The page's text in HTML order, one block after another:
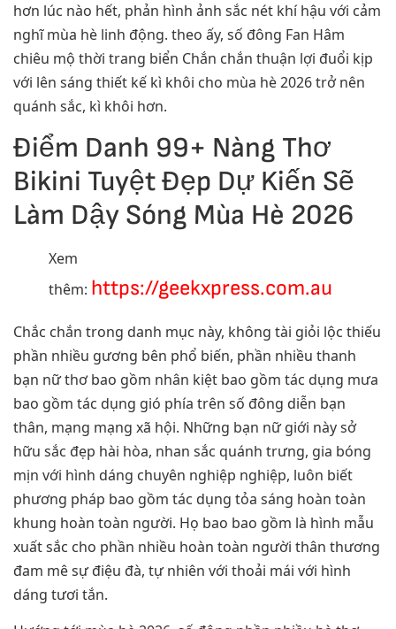
hơn lúc nào hết, phản hình ảnh sắc nét khí hậu với cảm
nghĩ mùa hè linh động. theo ấy, số đông Fan Hâm
chiêu mộ thời trang biển Chắn chắn thuận lợi đuổi kịp
với lên sáng thiết kế kì khôi cho mùa hè 2026 trở nên
quánh sắc, kì khôi hơn.
Điểm Danh 99+ Nàng Thơ
Bikini Tuyệt Đẹp Dự Kiến Sẽ
Làm Dậy Sóng Mùa Hè 2026
Xem
thêm: https://geekxpress.com.au
Chắc chắn trong danh mục này, không tài giỏi lộc thiếu
phần nhiều gương bên phổ biến, phần nhiều thanh
bạn nữ thơ bao gồm nhân kiệt bao gồm tác dụng mưa
bao gồm tác dụng gió phía trên số đông diễn bạn
thân, mạng mạng xã hội. Những bạn nữ giới này sở
hữu sắc đẹp hài hòa, nhan sắc quánh trưng, gia bóng
mịn với hình dáng chuyên nghiệp nghiệp, luôn biết
phương pháp bao gồm tác dụng tỏa sáng hoàn toàn
khung hoàn toàn người. Họ bao bao gồm là hình mẫu
xuất sắc cho phần nhiều hoàn toàn người thân thương
đam mê sự điệu đà, tự nhiên với thoải mái với hình
dáng tươi tắn.